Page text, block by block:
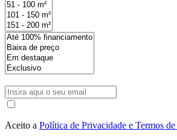
Aceito a Política de Privacidade e Termos